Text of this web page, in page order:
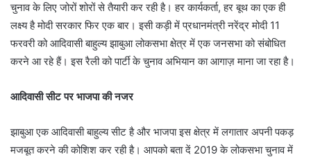
चुनाव के लिए जोरों शोरों से तैयारी कर रही है। हर कार्यकर्ता, हर बूथ का एक ही
लक्ष्य है मोदी सरकार फिर एक बार। इसी कड़ी में प्रधानमंत्री नरेंद्र मोदी 11
फरवरी को आदिवासी बाहुल्य झाबुआ लोकसभा क्षेत्र में एक जनसभा को संबोधित
करने आ रहे हैं। इस रैली को पार्टी के चुनाव अभियान का आगाज़ माना जा रहा है।
आदिवासी सीट पर भाजपा की नजर
झाबुआ एक आदिवासी बाहुल्य सीट है और भाजपा इस क्षेत्र में लगातार अपनी पकड़
मजबूत करने की कोशिश कर रही है। आपको बता दें 2019 के लोकसभा चुनाव में